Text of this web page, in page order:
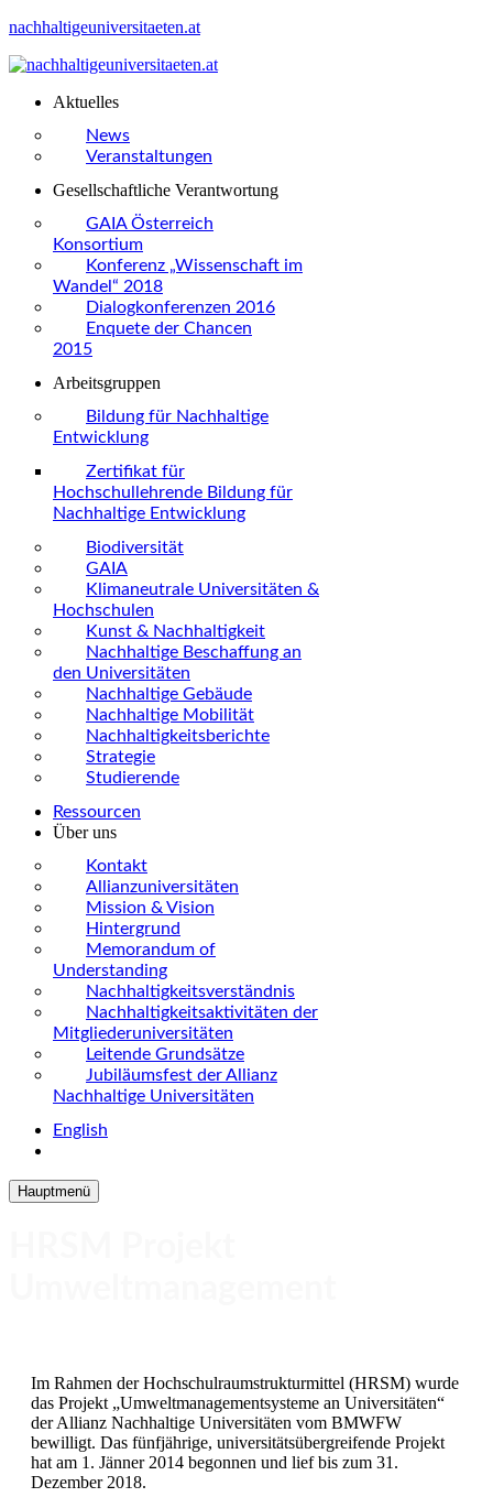
nachhaltigeuniversitaeten.at
Aktuelles
News
Veranstaltungen
Gesellschaftliche Verantwortung
GAIA Österreich
Konsortium
Konferenz „Wissenschaft im
Wandel“ 2018
Dialogkonferenzen 2016
Enquete der Chancen
2015
Arbeitsgruppen
Bildung für Nachhaltige
Entwicklung
Zertifikat für
Hochschullehrende Bildung für
Nachhaltige Entwicklung
Biodiversität
GAIA
Klimaneutrale Universitäten &
Hochschulen
Kunst & Nachhaltigkeit
Nachhaltige Beschaffung an
den Universitäten
Nachhaltige Gebäude
Nachhaltige Mobilität
Nachhaltigkeitsberichte
Strategie
Studierende
Ressourcen
Über uns
Kontakt
Allianzuniversitäten
Mission & Vision
Hintergrund
Memorandum of
Understanding
Nachhaltigkeitsverständnis
Nachhaltigkeitsaktivitäten der
Mitgliederuniversitäten
Leitende Grundsätze
Jubiläumsfest der Allianz
Nachhaltige Universitäten
English
Hauptmenü
Im Rahmen der Hochschulraumstrukturmittel (HRSM) wurde
das Projekt „Umweltmanagementsysteme an Universitäten“
der Allianz Nachhaltige Universitäten vom BMWFW
bewilligt. Das fünfjährige, universitätsübergreifende Projekt
hat am 1. Jänner 2014 begonnen und lief bis zum 31.
Dezember 2018.